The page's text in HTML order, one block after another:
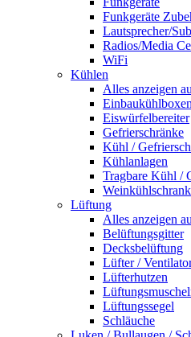
Funkgeräte
Lautsprecher/
Radios/Media
WiFi
Kühlen
Alles anzeigen
Einbaukühlboxen
Eiswürfelbereiter
Gefrierschränke
Kühl /
Kühlanlagen
Tragbare Kühl /
Weinkühlschrank
Lüftung
Alles anzeigen
Belüftungsgitter
Decksbelüftung
Lüfter /
Lüfterhutzen
Lüftungssegel
Schläuche